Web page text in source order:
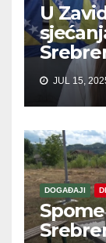
U
JUL 15,
DOGAĐAJI